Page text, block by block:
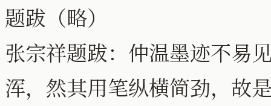
题跋（略）
张宗祥题跋：仲温墨迹不易
浑，然其用笔纵横简劲，故